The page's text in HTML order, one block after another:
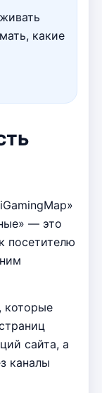
какие
— это
посетителю
которые
сайта, а
каналы